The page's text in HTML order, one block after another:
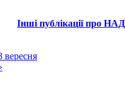
Інші публікації про
вересня